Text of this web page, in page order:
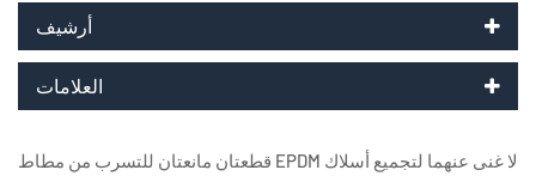
أرشيف
العلامات
قطعتان مانعتان للتسرب من مطاط EPDM لا غنى عنهما لتجميع أسلاك